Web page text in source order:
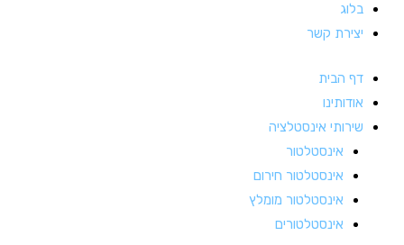
בלוג
יצירת קשר
דף הבית
אודותינו
שירותי אינסטלציה
אינסטלטור
אינסטלטור חירום
אינסטלטור מומלץ
אינסטלטורים